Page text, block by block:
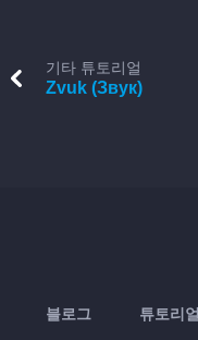
기타 튜토리얼
Zvuk (Звук)
블로그 튜토리얼